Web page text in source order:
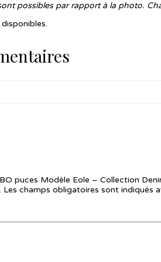
possibles par rapport à la photo.
puces Modèle Eole – Collection
Les champs obligatoires sont indiqués